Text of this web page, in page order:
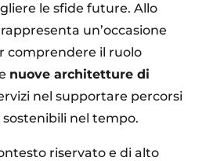
le sfide future. Allo
un’occasione
comprendere il ruolo
nuove architetture di
nel supportare percorsi
nel tempo.
riservato e di alto